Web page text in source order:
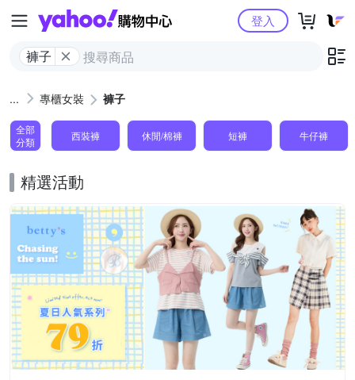
Yahoo購物中心
褲子
登入
專櫃女裝 褲子
全部
分類
西裝褲 休閒/棉褲 短褲 牛仔褲
精選活動